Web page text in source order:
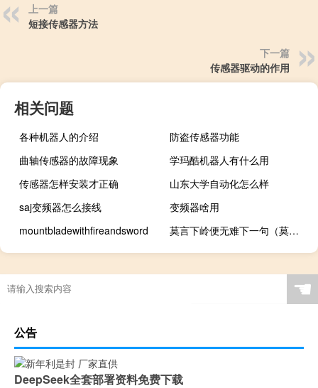
上一篇
短接传感器方法
下一篇
传感器驱动的作用
相关问题
各种机器人的介绍
防盗传感器功能
曲轴传感器的故障现象
学玛酷机器人有什么用
传感器怎样安装才正确
山东大学自动化怎么样
saj变频器怎么接线
变频器啥用
mountbladewithfireandsword
莫言下岭便无难下一句（莫言下岭便无难赚得行人空喜欢）
☚
公告
DeepSeek全套部署资料免费下载